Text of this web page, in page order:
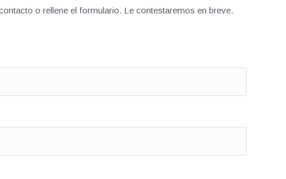
o rellene el formulario. Le contestaremos en breve.